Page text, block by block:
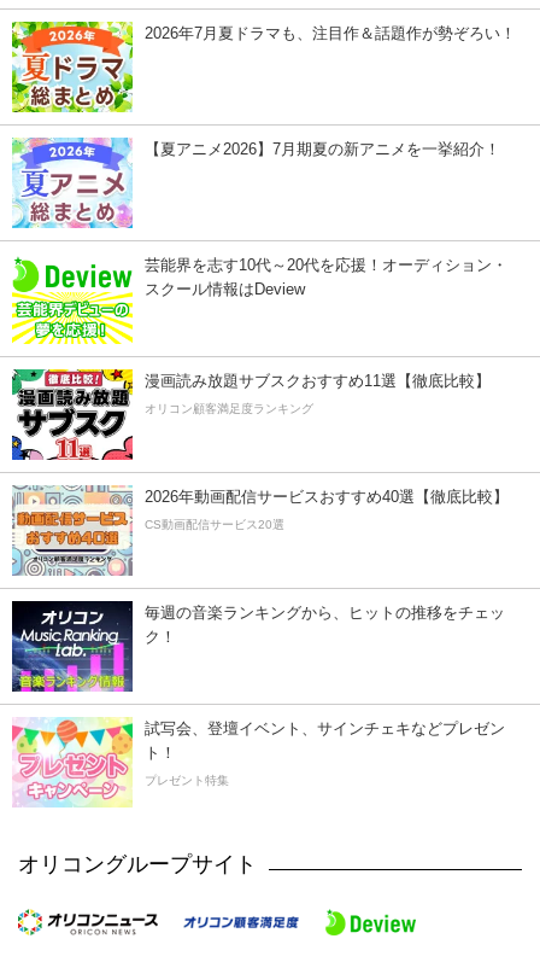
2026年7月夏ドラマも、注目作＆話題作が勢ぞろい！
【夏アニメ2026】7月期夏の新アニメを一挙紹介！
芸能界を志す10代～20代を応援！オーディション・
スクール情報はDeview
漫画読み放題サブスクおすすめ11選【徹底比較】
オリコン顧客満足度ランキング
2026年動画配信サービスおすすめ40選【徹底比較】
CS動画配信サービス20選
毎週の音楽ランキングから、ヒットの推移をチェッ
ク！
試写会、登壇イベント、サインチェキなどプレゼン
ト！
プレゼント特集
オリコングループサイト